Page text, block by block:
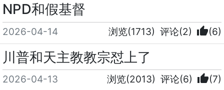
NPD和假基督
2026-04-14 浏览(1713) 评论(2) thumb_up(6)
川普和天主教教宗怼上了
2026-04-13 浏览(2013) 评论(6) thumb_up(7)